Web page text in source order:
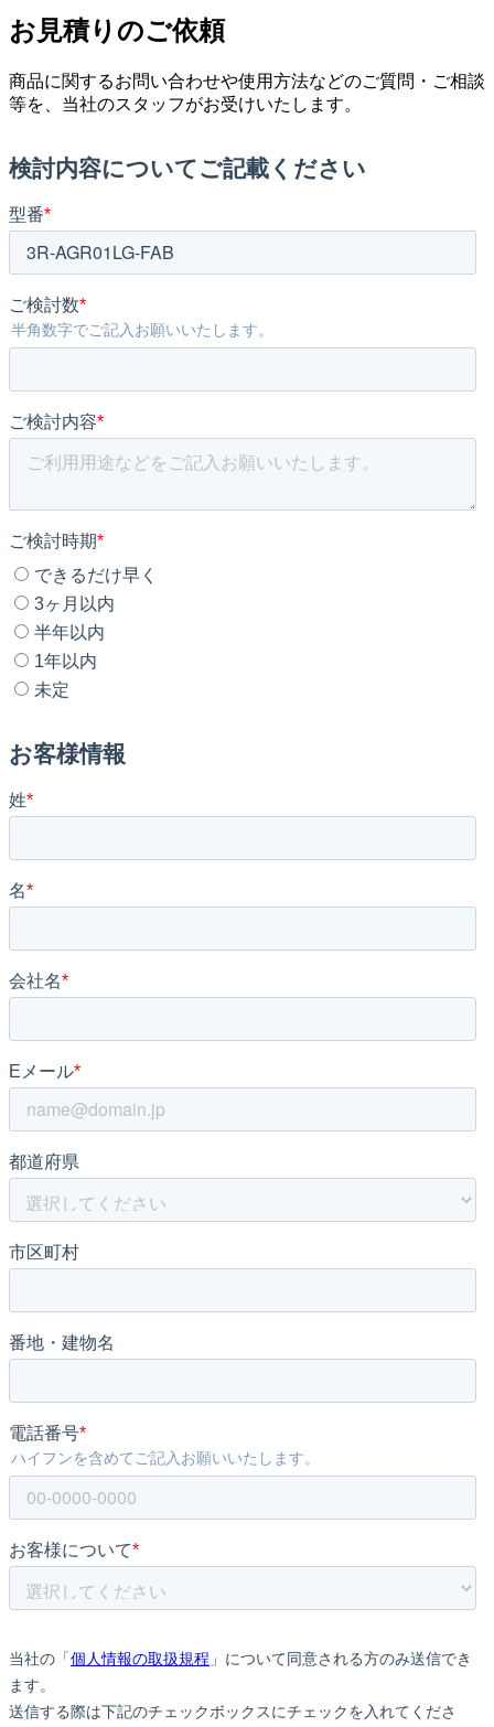
お見積りのご依頼
商品に関するお問い合わせや使用方法などのご質問・ご相談
等を、当社のスタッフがお受けいたします。